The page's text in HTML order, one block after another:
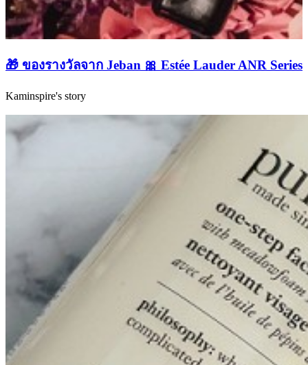
🎁 ของรางวัลจาก Jeban 🎀 Estée Lauder ANR Series
Kaminspire's story